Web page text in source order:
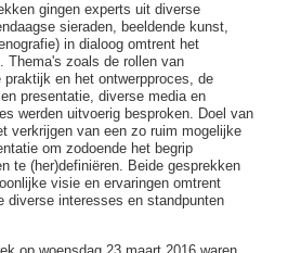
gingen experts uit diverse
sieraden, beeldende kunst,
in dialoog omtrent het
Thema's zoals de rollen van
en het ontwerpproces, de
presentatie, diverse media en
werden uitvoerig besproken. Doel van
verkrijgen van een zo ruim mogelijke
om zodoende het begrip
te (her)definiëren. Beide gesprekken
visie en ervaringen omtrent
diverse interesses en standpunten